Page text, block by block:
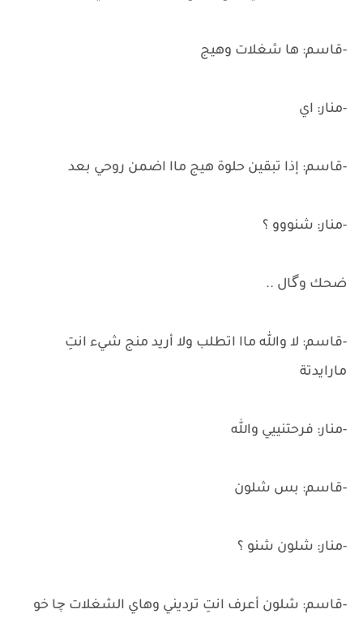
-قاسم: ها شغلات وهيج
-منار: اي
-قاسم: إذا تبقين حلوة هيج ماا اضمن روحي بعد
-منار: شنووو ؟
ضحك وگال ..
-قاسم: لا والله ماا اتطلب ولا أريد منج شيء انتِ
مارايدتة
-منار: فرحتنييي والله
-قاسم: بس شلون
-منار: شلون شنو ؟
-قاسم: شلون أعرف انتِ ترديني وهاي الشغلات چا خو